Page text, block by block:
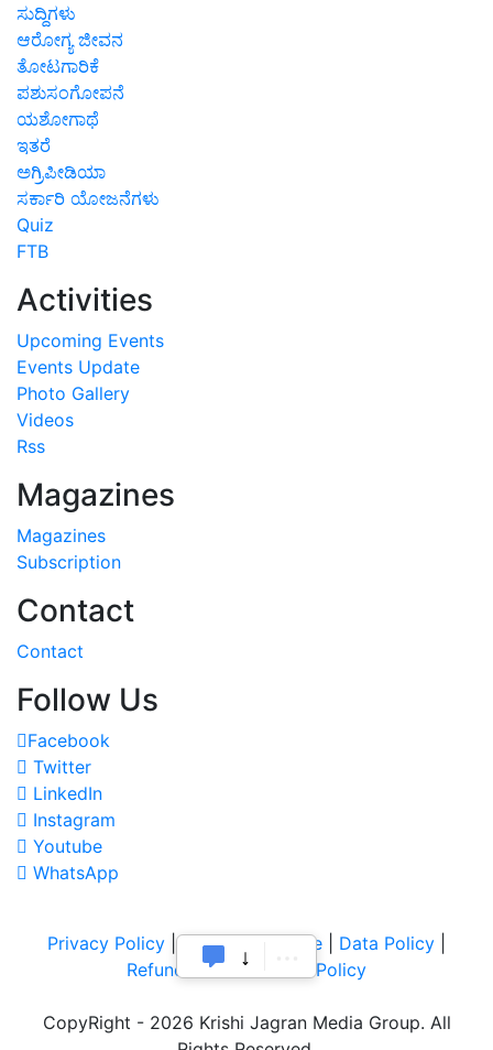
ಸುದ್ದಿಗಳು
ಆರೋಗ್ಯ ಜೀವನ
ತೋಟಗಾರಿಕೆ
ಪಶುಸಂಗೋಪನೆ
ಯಶೋಗಾಥೆ
ಇತರೆ
ಅಗ್ರಿಪೀಡಿಯಾ
ಸರ್ಕಾರಿ ಯೋಜನೆಗಳು
Quiz
FTB
Activities
Upcoming Events
Events Update
Photo Gallery
Videos
Rss
Magazines
Magazines
Subscription
Contact
Contact
Follow Us
Facebook
Twitter
LinkedIn
Instagram
Youtube
WhatsApp
Privacy Policy |Terms of Service Data Policy
Refund & Cancellation Policy
CopyRight - 2026 Krishi Jagran Media Group. All